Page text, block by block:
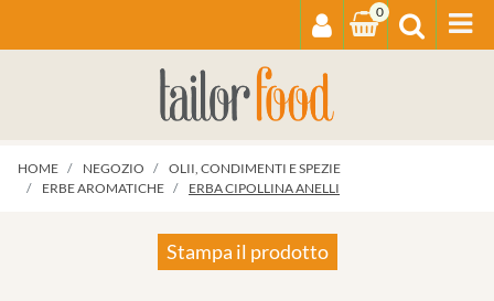
0
HOME NEGOZIO
OLII, CONDIMENTI E SPEZIE
ERBE AROMATICHE
ERBA CIPOLLINA ANELLI
Stampa il prodotto